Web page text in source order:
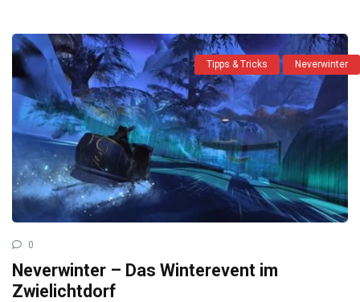
Tipps & Tricks Neverwinter
0
Neverwinter – Das Winterevent im
Zwielichtdorf